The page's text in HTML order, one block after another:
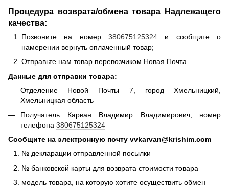
Процедура возврата/обмена товара Надлежащего
качества:
Позвоните на номер 380675125324 и сообщите о
намерении вернуть оплаченный товар;
Отправьте нам товар перевозчиком Новая Почта.
Данные для отправки товара:
Отделение Новой Почты 7, город Хмельницкий,
Хмельницкая область
Получатель Карван Владимир Владимирович, номер
телефона 380675125324
Сообщите на электронную почту vvkarvan@krishim.com
№ декларации отправленной посылки
№ банковской карты для возврата стоимости товара
модель товара, на которую хотите осуществить обмен